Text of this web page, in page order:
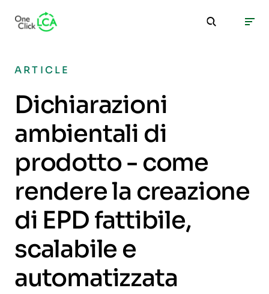
ARTICLE
Dichiarazioni
ambientali di
prodotto - come
rendere la creazione
di EPD fattibile,
scalabile e
automatizzata